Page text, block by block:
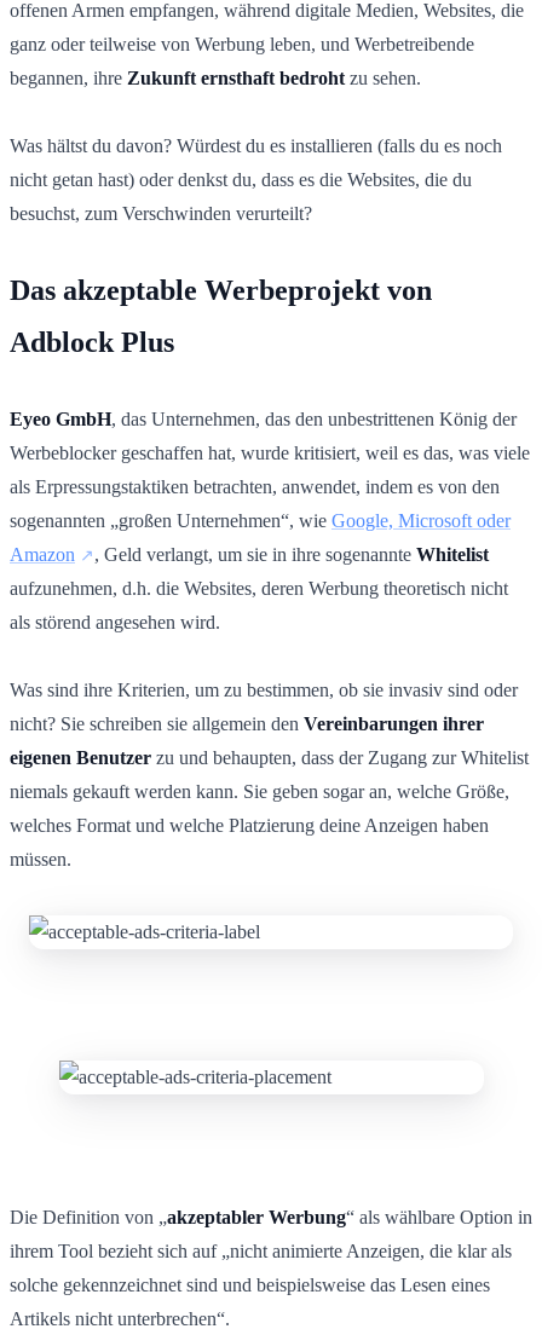
offenen Armen empfangen, während digitale Medien, Websites, die
ganz oder teilweise von Werbung leben, und Werbetreibende
begannen, ihre Zukunft ernsthaft bedroht zu sehen.
Was hältst du davon? Würdest du es installieren (falls du es noch
nicht getan hast) oder denkst du, dass es die Websites, die du
besuchst, zum Verschwinden verurteilt?
Das akzeptable Werbeprojekt von
Adblock Plus
Eyeo GmbH, das Unternehmen, das den unbestrittenen König der
Werbeblocker geschaffen hat, wurde kritisiert, weil es das, was viele
als Erpressungstaktiken betrachten, anwendet, indem es von den
sogenannten „großen Unternehmen“, wie Google, Microsoft oder
Amazon
, Geld verlangt, um sie in ihre sogenannte Whitelist
aufzunehmen, d.h. die Websites, deren Werbung theoretisch nicht
als störend angesehen wird.
Was sind ihre Kriterien, um zu bestimmen, ob sie invasiv sind oder
nicht? Sie schreiben sie allgemein den Vereinbarungen ihrer
eigenen Benutzer zu und behaupten, dass der Zugang zur Whitelist
niemals gekauft werden kann. Sie geben sogar an, welche Größe,
welches Format und welche Platzierung deine Anzeigen haben
müssen.
Die Definition von „akzeptabler Werbung“ als wählbare Option in
ihrem Tool bezieht sich auf „nicht animierte Anzeigen, die klar als
solche gekennzeichnet sind und beispielsweise das Lesen eines
Artikels nicht unterbrechen“.